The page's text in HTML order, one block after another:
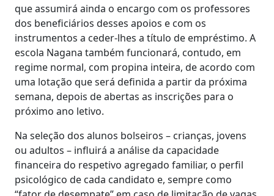
que assumirá ainda o encargo com os professores
dos beneficiários desses apoios e com os
instrumentos a ceder-lhes a título de empréstimo. A
escola Nagana também funcionará, contudo, em
regime normal, com propina inteira, de acordo com
uma lotação que será definida a partir da próxima
semana, depois de abertas as inscrições para o
próximo ano letivo.
Na seleção dos alunos bolseiros – crianças, jovens
ou adultos – influirá a análise da capacidade
financeira do respetivo agregado familiar, o perfil
psicológico de cada candidato e, sempre como